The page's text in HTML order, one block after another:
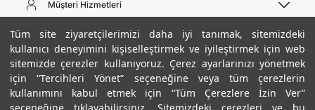
Tüm site ziyaretçilerimizi daha iyi tanımak, sitemizdeki
kullanıcı deneyimini kişiselleştirmek ve iyileştirmek için web
sitemizde çerezler kullanıyoruz. Çerez ayarlarınızı yönetmek
için “Tercihleri Yönet” seçeneğine veya tüm çerezlerin
kullanımını kabul etmek için “Tüm Çerezlere İzin Ver”
Pazartesi - Cuma 09:00 - 18:00
E-posta
bilgi@underarmour.com
Müşteri Hizmetleri
Sipariş Sorgulama
Bize Ulaşın
Teslimat Bilgileri
İşlem Rehberi
İade ve Değişimler
Hakkımızda
Ticari Bilgiler
Hükümler ve Koşullar
Gizlilik Politikası
UA Sosyal Medya